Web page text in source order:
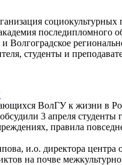
последипломного
студенты и
ВолГУ к жизни в
3 апреля
правила
и.о. директора
на почве